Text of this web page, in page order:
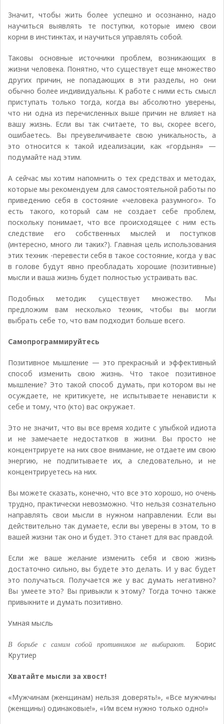
Значит, чтобы жить более успешно и осознанно, надо
научиться выявлять те поступки, которые имею свои
корни в инстинктах, и научиться управлять собой.
Таковы основные источники проблем, возникающих в
жизни человека. Понятно, что существует еще множество
других причин, не попадающих в эти разделы, но они
обычно более индивидуальны. К работе с ними есть смысл
приступать только тогда, когда вы абсолютно уверены,
что ни одна из перечисленных выше причин не влияет на
вашу жизнь. Если вы так считаете, то вы, скорее всего,
ошибаетесь. Вы преувеличиваете свою уникальность, а
это относится к такой идеализации, как «гордыня» —
подумайте над этим.
А сейчас мы хотим напомнить о тех средствах и методах,
которые мы рекомендуем для самостоятельной работы по
приведению себя в состояние «человека разумного». То
есть такого, который сам не создает себе проблем,
поскольку понимает, что все происходящее с ним есть
следствие его собственных мыслей и поступков
(интересно, много ли таких?). Главная цель использования
этих техник -перевести себя в такое состояние, когда у вас
в голове будут явно преобладать хорошие (позитивные)
мысли и ваша жизнь будет полностью устраивать вас.
Подобных методик существует множество. Мы
предложим вам несколько техник, чтобы вы могли
выбрать себе то, что вам подходит больше всего.
Самопрограммируйтесь
Позитивное мышление — это прекрасный и эффективный
способ изменить свою жизнь. Что такое позитивное
мышление? Это такой способ думать, при котором вы не
осуждаете, не критикуете, не испытываете ненависти к
себе и тому, что (кто) вас окружает.
Это не значит, что вы все время ходите с улыбкой идиота
и не замечаете недостатков в жизни. Вы просто не
концентрируете на них свое внимание, не отдаете им свою
энергию, не подпитываете их, а следовательно, и не
концентрируетесь на них.
Вы можете сказать, конечно, что все это хорошо, но очень
трудно, практически невозможно. Что нельзя сознательно
направлять свои мысли в нужном направлении. Если вы
действительно так думаете, если вы уверены в этом, то в
вашей жизни так оно и будет. Это станет для вас правдой.
Если же ваше желание изменить себя и свою жизнь
достаточно сильно, вы будете это делать. И у вас будет
это получаться. Получается же у вас думать негативно?
Вы умеете это? Вы привыкли к этому? Тогда точно также
привыкните и думать позитивно.
Умная мысль
В борьбе с самим собой противников не выбирают. Борис
Крутиер
Хватайте мысли за хвост!
«Мужчинам (женщинам) нельзя доверять!», «Все мужчины
(женщины) одинаковые!», «Им всем нужно только одно!»